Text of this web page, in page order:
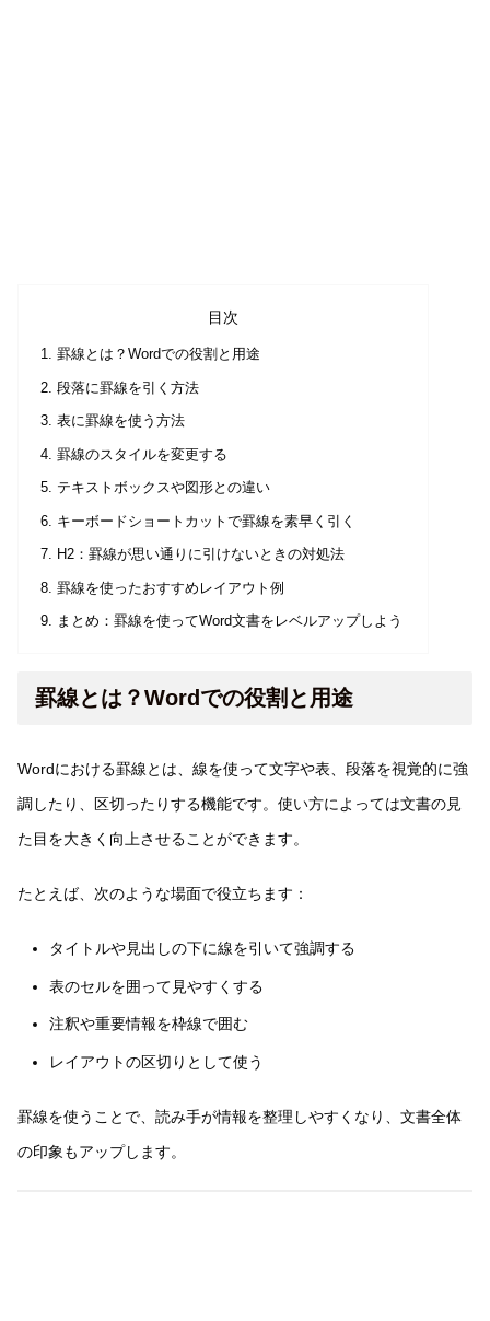
目次
罫線とは？Wordでの役割と用途
段落に罫線を引く方法
表に罫線を使う方法
罫線のスタイルを変更する
テキストボックスや図形との違い
キーボードショートカットで罫線を素早く引く
H2：罫線が思い通りに引けないときの対処法
罫線を使ったおすすめレイアウト例
まとめ：罫線を使ってWord文書をレベルアップしよう
罫線とは？Wordでの役割と用途
Wordにおける罫線とは、線を使って文字や表、段落を視覚的に強
調したり、区切ったりする機能です。使い方によっては文書の見
た目を大きく向上させることができます。
たとえば、次のような場面で役立ちます：
タイトルや見出しの下に線を引いて強調する
表のセルを囲って見やすくする
注釈や重要情報を枠線で囲む
レイアウトの区切りとして使う
罫線を使うことで、読み手が情報を整理しやすくなり、文書全体
の印象もアップします。